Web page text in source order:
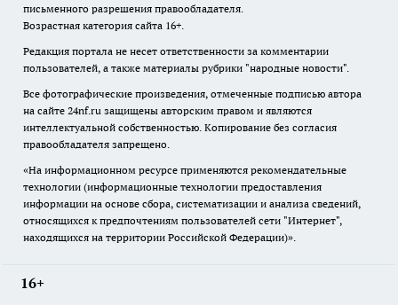
письменного разрешения правообладателя.
Возрастная категория сайта 16+.
Редакция портала не несет ответственности за комментарии
пользователей, а также материалы рубрики "народные новости".
Все фотографические произведения, отмеченные подписью автора
на сайте 24nf.ru защищены авторским правом и являются
интеллектуальной собственностью. Копирование без согласия
правообладателя запрещено.
«На информационном ресурсе применяются рекомендательные
технологии (информационные технологии предоставления
информации на основе сбора, систематизации и анализа сведений,
относящихся к предпочтениям пользователей сети "Интернет",
находящихся на территории Российской Федерации)».
16+